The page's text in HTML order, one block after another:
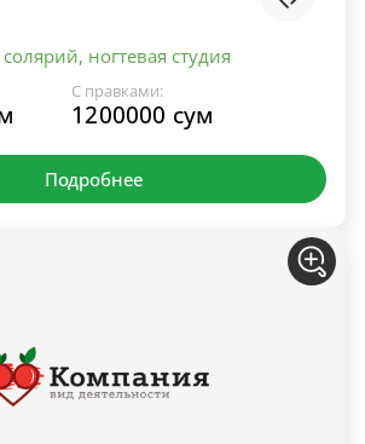
ногтевая студия
С правками:
1200000 сум
Подробнее